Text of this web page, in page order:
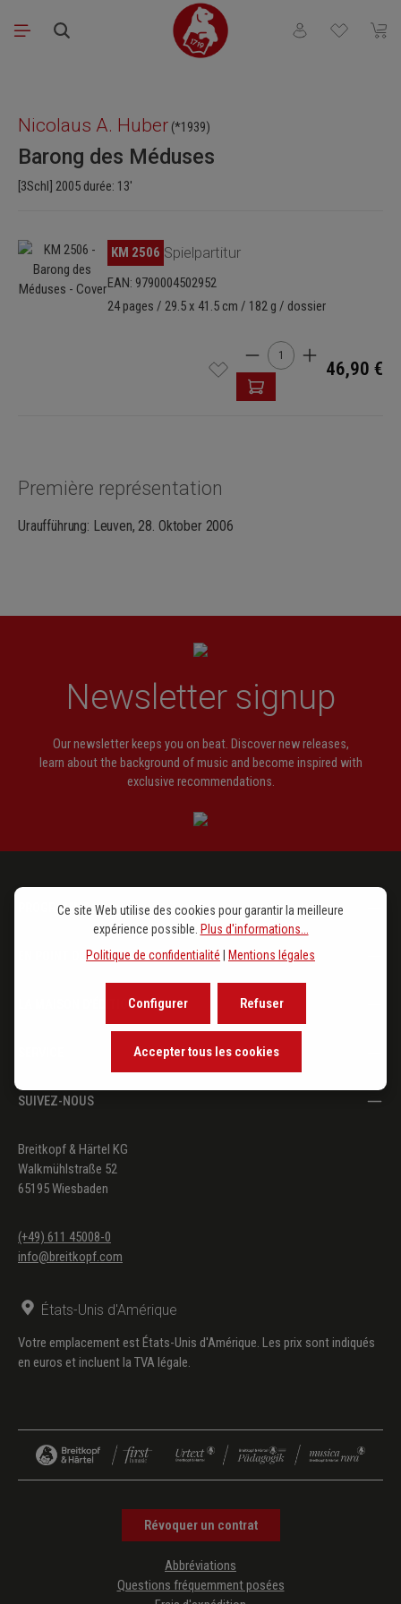
Passer au contenu principal
Vous avez 0Le
Nicolaus A. Huber (*1939)
Barong des Méduses
[3Schl] 2005 durée: 13'
Ignorer la galerie d'images
KM 2506 Spielpartitur
EAN: 9790004502952
24 pages / 29.5 x 41.5 cm / 182 g / dossier
Quantité de produit :
46,90 €
Première représentation
Uraufführung: Leuven, 28. Oktober 2006
Newsletter signup
Our newsletter keeps you on beat. Discover new releases,
learn about the background of music and become inspired with
exclusive recommendations.
PROGRAMME
EN POINT DE VUE
LA MAISON D'ÉDITION
SUIVEZ-NOUS
Breitkopf & Härtel KG
Walkmühlstraße 52
65195 Wiesbaden
(+49) 611 45008-0
info@breitkopf.com
États-Unis d'Amérique
Votre emplacement est États-Unis d'Amérique. Les prix sont indiqués
en euros et incluent la TVA légale.
Révoquer un contrat
Abbréviations
Questions fréquemment posées
Ce site Web utilise des cookies pour garantir la meilleure
expérience possible. Plus d'informations...
Politique de confidentialité
Mentions légales
Refuser
Configurer
Accepter tous les cookies